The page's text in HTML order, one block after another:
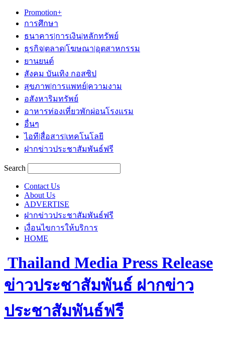
Promotion+
การศึกษา
ธนาคาร|การเงิน|หลักทรัพย์
ธุรกิจ|ตลาด|โฆษณา|อุตสาหกรรม
ยานยนต์
สังคม บันเทิง กอสซิป
สุขภาพ|การแพทย์|ความงาม
อสังหาริมทรัพย์
อาหารท่องเที่ยวพักผ่อนโรงแรม
อื่นๆ
ไอที|สื่อสาร|เทคโนโลยี
ฝากข่าวประชาสัมพันธ์ฟรี
Search
Contact Us
About Us
ADVERTISE
ฝากข่าวประชาสัมพันธ์ฟรี
เงื่อนไขการให้บริการ
HOME
Thailand Media Press Release
ข่าวประชาสัมพันธ์ ฝากข่าว
ประชาสัมพันธ์ฟรี